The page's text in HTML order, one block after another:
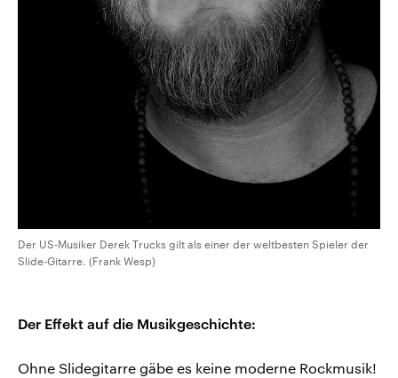
Der US-Musiker Derek Trucks gilt als einer der weltbesten Spieler der
Slide-Gitarre. (Frank Wesp)
Der Effekt auf die Musikgeschichte:
Ohne Slidegitarre gäbe es keine moderne Rockmusik!